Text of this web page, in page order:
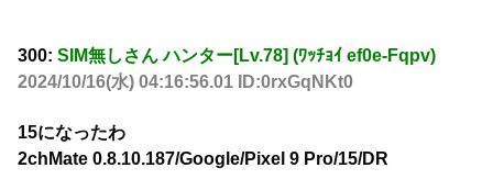
300: SIM無しさん ハンター[Lv.78] (ﾜｯﾁｮｲ ef0e-Fqpv)
2024/10/16(水) 04:16:56.01 ID:0rxGqNKt0
15になったわ
2chMate 0.8.10.187/Google/Pixel 9 Pro/15/DR